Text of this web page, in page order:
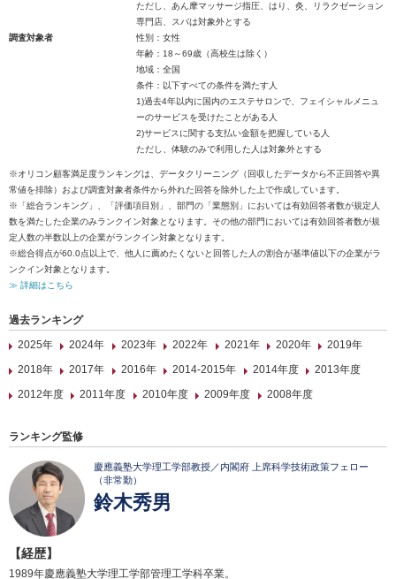
ただし、あん摩マッサージ指圧、はり、灸、リラクゼーション
専門店、スパは対象外とする
調査対象者
性別：女性
年齢：18～69歳（高校生は除く）
地域：全国
条件：以下すべての条件を満たす人
1)過去4年以内に国内のエステサロンで、フェイシャルメニュ
ーのサービスを受けたことがある人
2)サービスに関する支払い金額を把握している人
ただし、体験のみで利用した人は対象外とする
※オリコン顧客満足度ランキングは、データクリーニング（回収したデータから不正回答や異
常値を排除）および調査対象者条件から外れた回答を除外した上で作成しています。
※「総合ランキング」、「評価項目別」、部門の「業態別」においては有効回答者数が規定人
数を満たした企業のみランクイン対象となります。その他の部門においては有効回答者数が規
定人数の半数以上の企業がランクイン対象となります。
※総合得点が60.0点以上で、他人に薦めたくないと回答した人の割合が基準値以下の企業がラ
ンクイン対象となります。
≫ 詳細はこちら
過去ランキング
2025年
2024年 2023年 2022年 2021年 2020年
2019年
2018年
2017年 2016年 2014-2015年 2014年度
2013年度
2012年度
2011年度 2010年度 2009年度 2008年度
ランキング監修
慶應義塾大学理工学部教授／内閣府 上席科学技術政策フェロー
（非常勤）
鈴木秀男
【経歴】
1989年慶應義塾大学理工学部管理工学科卒業。